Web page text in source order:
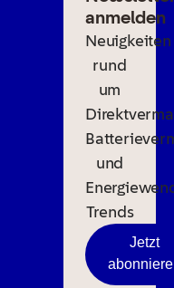
anmelden
Neuigkeiten
rund
um
und
Trends
Jetzt